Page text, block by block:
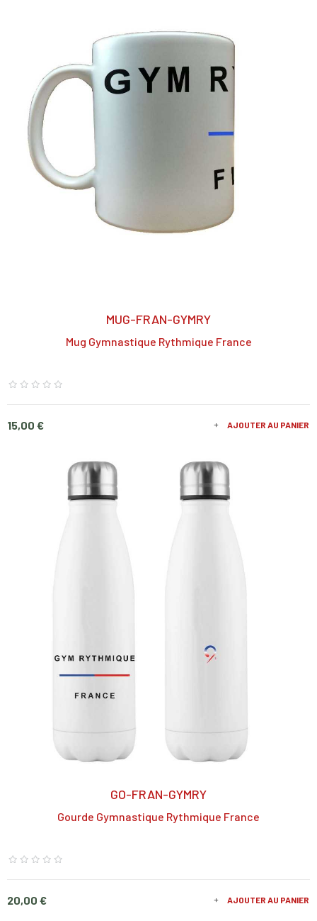
MUG-FRAN-GYMRY
Mug Gymnastique Rythmique France
AJOUTER AU PANIER
Prix
15,00 €
GO-FRAN-GYMRY
Gourde Gymnastique Rythmique France
AJOUTER AU PANIER
Prix
20,00 €